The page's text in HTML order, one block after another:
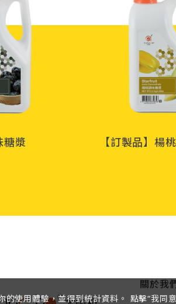
糖漿 【訂製品】楊
關於我
使用體驗，並得到統計資料。 點擊“我